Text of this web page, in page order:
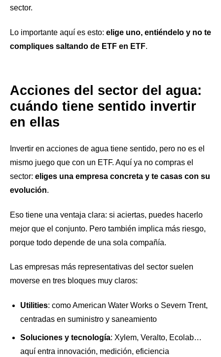
sector.
Lo importante aquí es esto: elige uno, entiéndelo y no te
compliques saltando de ETF en ETF.
Acciones del sector del agua:
cuándo tiene sentido invertir
en ellas
Invertir en acciones de agua tiene sentido, pero no es el
mismo juego que con un ETF. Aquí ya no compras el
sector: eliges una empresa concreta y te casas con su
evolución.
Eso tiene una ventaja clara: si aciertas, puedes hacerlo
mejor que el conjunto. Pero también implica más riesgo,
porque todo depende de una sola compañía.
Las empresas más representativas del sector suelen
moverse en tres bloques muy claros:
Utilities: como American Water Works o Severn Trent,
centradas en suministro y saneamiento
Soluciones y tecnología: Xylem, Veralto, Ecolab…
aquí entra innovación, medición, eficiencia